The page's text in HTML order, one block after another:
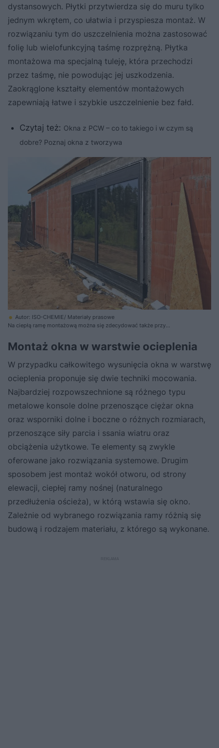
dystansowych. Płytki przytwierdza się do muru tylko
jednym wkrętem, co ułatwia i przyspiesza montaż. W
rozwiązaniu tym do uszczelnienia można zastosować
folię lub wielofunkcyjną taśmę rozprężną. Płytka
montażowa ma specjalną tuleję, która przechodzi
przez taśmę, nie powodując jej uszkodzenia.
Zaokrąglone kształty elementów montażowych
zapewniają łatwe i szybkie uszczelnienie bez fałd.
Czytaj też: Okna z PCW – co to takiego i w czym są
dobre? Poznaj okna z tworzywa
Autor: ISO-CHEMIE/ Materiały prasowe
Na ciepłą ramę montażową można się zdecydować także przy
Montaż okna w warstwie ocieplenia
W przypadku całkowitego wysunięcia okna w warstwę
ocieplenia proponuje się dwie techniki mocowania.
Najbardziej rozpowszechnione są różnego typu
metalowe konsole dolne przenoszące ciężar okna
oraz wsporniki dolne i boczne o różnych rozmiarach,
przenoszące siły parcia i ssania wiatru oraz
obciążenia użytkowe. Te elementy są zwykle
oferowane jako rozwiązania systemowe. Drugim
sposobem jest montaż wokół otworu, od strony
elewacji, ciepłej ramy nośnej (naturalnego
przedłużenia ościeża), w którą wstawia się okno.
Zależnie od wybranego rozwiązania ramy różnią się
budową i rodzajem materiału, z którego są wykonane.